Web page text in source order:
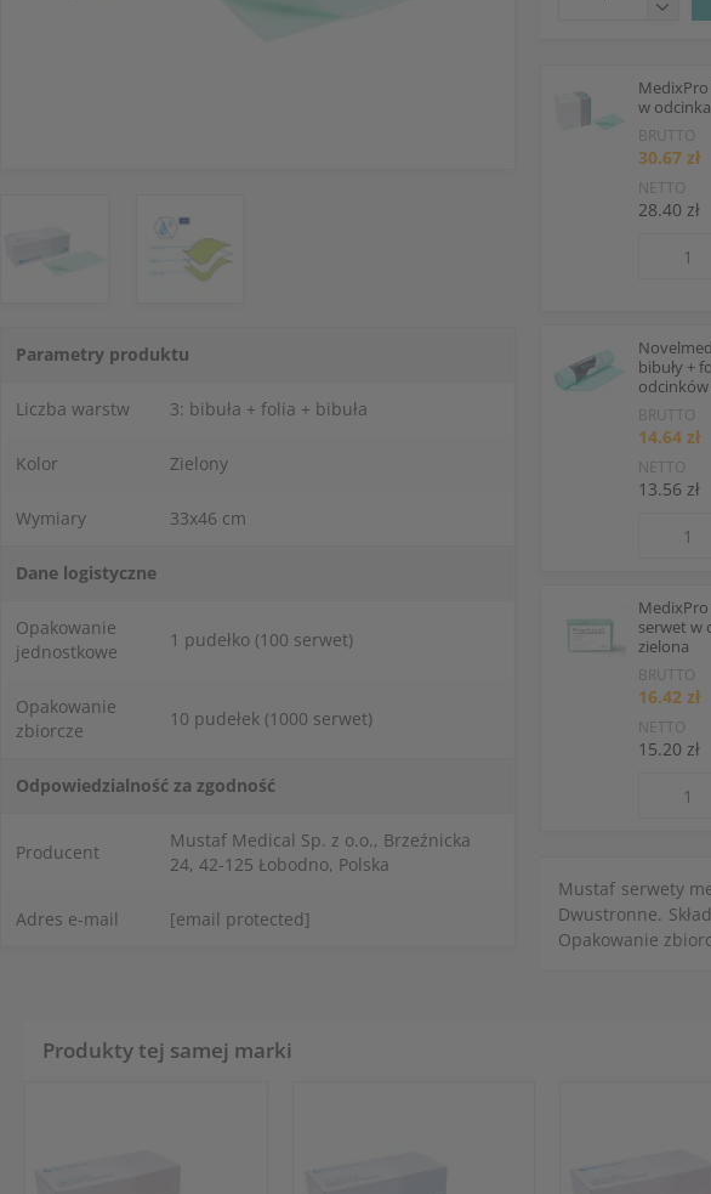
Parametry produktu
Liczba warstw 3: bibuła + folia + bibuła
Kolor Zielony
Wymiary 33x46 cm
Dane logistyczne
Opakowanie
jednostkowe
1 pudełko (100 serwet)
Opakowanie
zbiorcze
10 pudełek (1000 serwet)
Odpowiedzialność za zgodność
Producent
Mustaf Medical Sp. z o.o., Brzeźnicka
24, 42-125 Łobodno, Polska
Adres e-mail [email protected]
MedixPro
w
BRUTTO
30.67 zł
NETTO
28.40 zł
bibuły +
BRUTTO
14.64 zł
NETTO
13.56 zł
MedixPro
serwet w
zielona
BRUTTO
16.42 zł
NETTO
15.20 zł
Mustaf serwety
Dwustronne.
Opakowanie
Produkty tej samej marki